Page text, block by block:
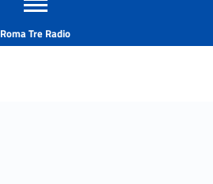
Apri il menu secondario
Roma Tre Radio